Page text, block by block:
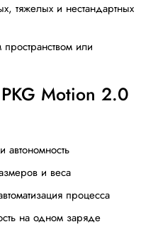
тяжелых и нестандартных
или
Motion 2.0
автономность
и веса
процесса
на одном заряде